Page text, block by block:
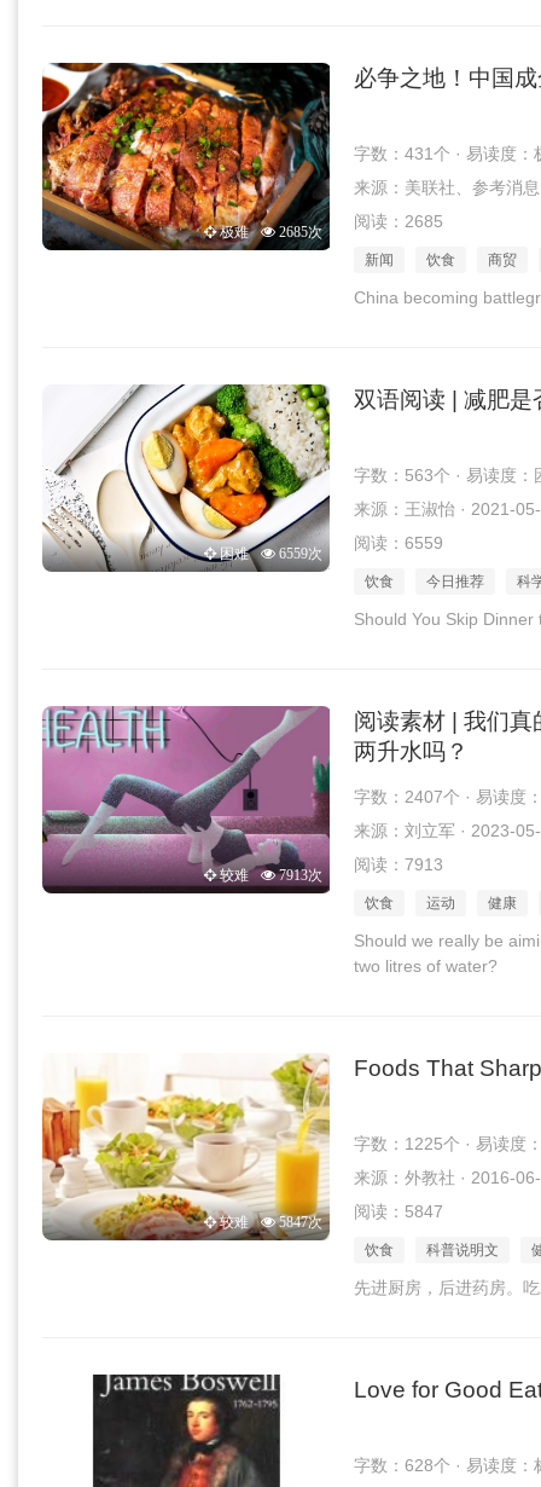
极难 2685次
必争之地！中国
字数：431个 · 易读度：
来源：美联社、参考消
阅读：2685
新闻 饮食 商贸
China becoming
困难 6559次
双语阅读 | 减肥
字数：563个 · 易读度：
来源：王淑怡 · 2021-
阅读：6559
饮食 今日推荐 科
Should You Skip
较难 7913次
阅读素材 | 我们
两升水吗？
字数：2407个 · 易读度
来源：刘立军 · 2023-
阅读：7913
饮食 运动 健康
Should we really be
two litres of water?
较难 5847次
Foods That
字数：1225个 · 易读度
来源：外教社 · 2016-
阅读：5847
饮食 科普说明文
先进厨房，后进药房。
Love for Good
字数：628个 · 易读度：